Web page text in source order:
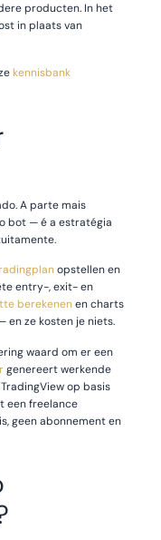
producten. In het
in plaats van
kennisbank
A parte mais
bot — é a estratégia
opstellen en
entry-, exit- en
berekenenen charts
en ze kosten je niets.
waard om er een
genereert werkende
op basis
een freelance
geen abonnement en